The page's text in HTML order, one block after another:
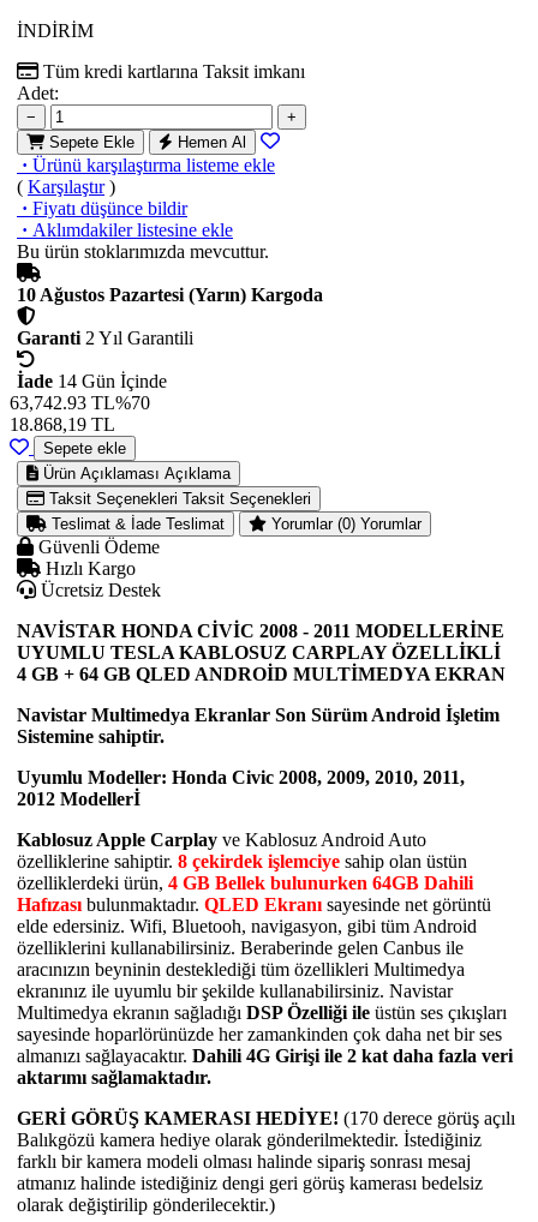
İNDİRİM
Tüm kredi kartlarına Taksit imkanı
Adet:
−
+
Sepete Ekle
Hemen Al
· Ürünü karşılaştırma listeme ekle
( Karşılaştır)
· Fiyatı düşünce bildir
· Aklımdakiler listesine ekle
Bu ürün stoklarımızda mevcuttur.
10 Ağustos Pazartesi (Yarın) Kargoda
Garanti 2 Yıl Garantili
İade 14 Gün İçinde
63,742.93 TL%70
18.868,19 TL
Sepete ekle
Ürün Açıklaması Açıklama
Taksit Seçenekleri Taksit Seçenekleri
Teslimat & İade Teslimat Yorumlar (0) Yorumlar
Güvenli Ödeme
Hızlı Kargo
Ücretsiz Destek
NAVİSTAR HONDA CİVİC 2008 - 2011 MODELLERİNE
UYUMLU TESLA KABLOSUZ CARPLAY ÖZELLİKLİ
4 GB + 64 GB QLED ANDROİD MULTİMEDYA EKRAN
Navistar Multimedya Ekranlar Son Sürüm Android İşletim
Sistemine sahiptir.
Uyumlu Modeller: Honda Civic 2008, 2009, 2010, 2011,
2012 Modellerİ
Kablosuz Apple Carplay ve Kablosuz Android Auto
özelliklerine sahiptir. 8 çekirdek işlemciye sahip olan üstün
özelliklerdeki ürün, 4 GB Bellek bulunurken 64GB Dahili
Hafızası bulunmaktadır. QLED Ekranı sayesinde net görüntü
elde edersiniz. Wifi, Bluetooh, navigasyon, gibi tüm Android
özelliklerini kullanabilirsiniz. Beraberinde gelen Canbus ile
aracınızın beyninin desteklediği tüm özellikleri Multimedya
ekranınız ile uyumlu bir şekilde kullanabilirsiniz. Navistar
Multimedya ekranın sağladığı DSP Özelliği ile üstün ses çıkışları
sayesinde hoparlörünüzde her zamankinden çok daha net bir ses
almanızı sağlayacaktır. Dahili 4G Girişi ile 2 kat daha fazla veri
aktarımı sağlamaktadır.
GERİ GÖRÜŞ KAMERASI HEDİYE! (170 derece görüş açılı
Balıkgözü kamera hediye olarak gönderilmektedir. İstediğiniz
farklı bir kamera modeli olması halinde sipariş sonrası mesaj
atmanız halinde istediğiniz dengi geri görüş kamerası bedelsiz
olarak değiştirilip gönderilecektir.)